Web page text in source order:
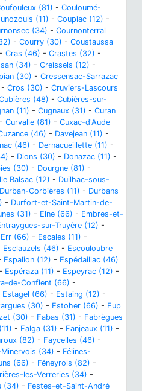
(81) - Couloumé-
(11) - Coupiac (12) -
(34) - Cournonterral
- Courry (30) - Coustaussa
- Cras (46) - Crastes (32) -
(34) - Creissels (12) -
(30) - Cressensac-Sarrazac
- Cros (30) - Cruviers-Lascours
(48) - Cubières-sur-
(11) - Cugnaux (31) - Curan
- Curvalle (81) - Cuxac-d'Aude
(46) - Davejean (11) -
(46) - Dernacueillette (11) -
- Dions (30) - Donazac (11) -
(30) - Dourgne (81) -
Balsac (12) - Duilhac-sous-
Durban-Corbières (11) - Durbans
- Durfort-et-Saint-Martin-de-
(31) - Elne (66) - Embres-et-
sur-Truyère (12) -
Err (66) - Escales (11) -
Esclauzels (46) - Escouloubre
Espalion (12) - Espédaillac (46)
- Espéraza (11) - Espeyrac (12) -
de-Conflent (66) -
Estagel (66) - Estaing (12) -
(30) - Estoher (66) - Eup
(30) - Fabas (31) - Fabrègues
- Falga (31) - Fanjeaux (11) -
(82) - Faycelles (46) -
Minervois (34) - Félines-
(66) - Féneyrols (82) -
les-Verreries (34) -
(34) - Festes-et-Saint-André